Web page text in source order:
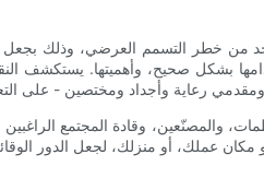
خطر التسمم العرضي، وذلك بجعل
بشكل صحيح، وأهميتها. يستكشف
والمصنّعين، وقادة المجتمع